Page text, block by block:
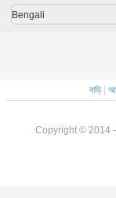
Bengali
বাড়ি|
Copyright © 2014